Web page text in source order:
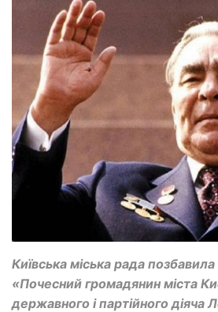
Київська міська рада позбавила
«Почесний громадянин міста
державного і партійного діяча